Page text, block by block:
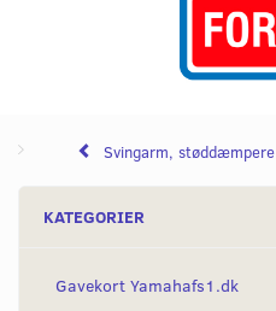
Svingarm, støddæmpere
KATEGORIER
Gavekort Yamahafs1.dk